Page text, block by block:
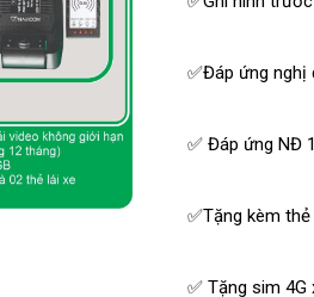
✅Đáp ứng nghị
✅ Đáp ứng NĐ
✅Tặng kèm
✅ Tặng sim
HOÀN THÀNH
Đăng ký tư vấn trực tiếp 24/7: